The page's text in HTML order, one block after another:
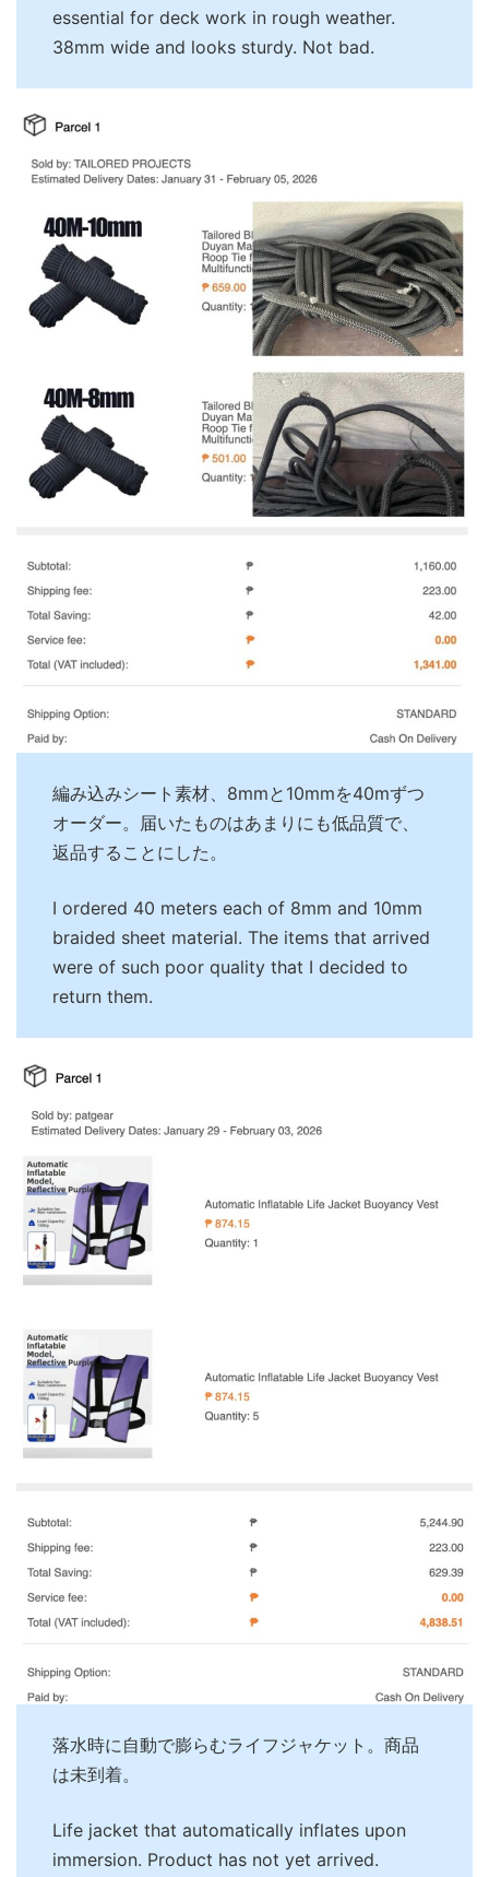
essential for deck work in rough weather.
38mm wide and looks sturdy. Not bad.
編み込みシート素材、8mmと10mmを40mずつ
オーダー。届いたものはあまりにも低品質で、
返品することにした。
I ordered 40 meters each of 8mm and 10mm
braided sheet material. The items that arrived
were of such poor quality that I decided to
return them.
落水時に自動で膨らむライフジャケット。商品
は未到着。
Life jacket that automatically inflates upon
immersion. Product has not yet arrived.